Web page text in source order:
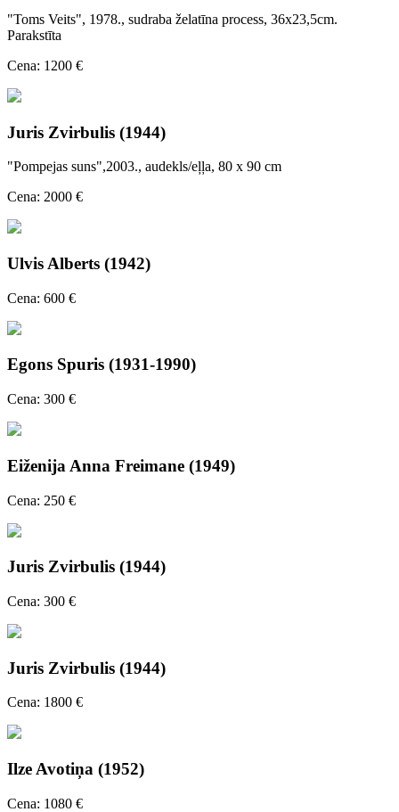
"Toms Veits", 1978., sudraba želatīna process, 36x23,5cm.
Parakstīta
Cena: 1200 €
Juris Zvirbulis (1944)
"Pompejas suns",2003., audekls/eļļa, 80 x 90 cm
Cena: 2000 €
Ulvis Alberts (1942)
Cena: 600 €
Egons Spuris (1931-1990)
Cena: 300 €
Eiženija Anna Freimane (1949)
Cena: 250 €
Juris Zvirbulis (1944)
Cena: 300 €
Juris Zvirbulis (1944)
Cena: 1800 €
Ilze Avotiņa (1952)
Cena: 1080 €